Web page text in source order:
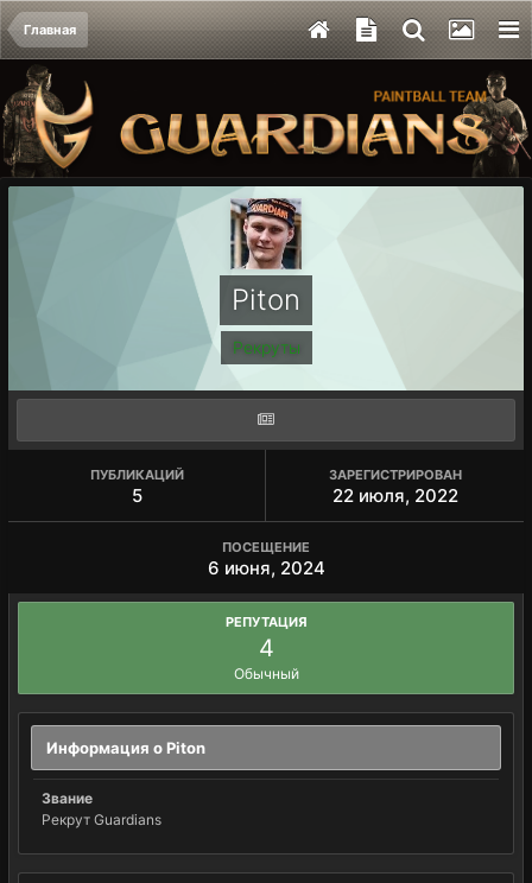
Главная
Piton
Рекруты
ПУБЛИКАЦИЙ
5
ЗАРЕГИСТРИРОВАН
22 июля, 2022
ПОСЕЩЕНИЕ
6 июня, 2024
РЕПУТАЦИЯ
4
Обычный
Информация о Piton
Звание
Рекрут Guardians